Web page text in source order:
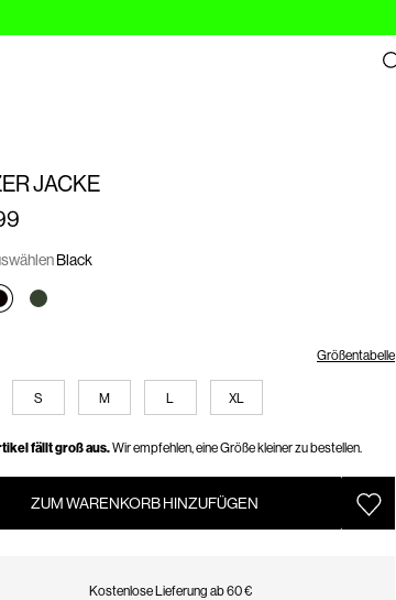
JACKE
Black
Größentabelle
S M L XL
fällt groß aus.Wir empfehlen, eine Größe kleiner zu bestellen.
ZUM WARENKORB HINZUFÜGEN
Kostenlose Lieferung ab 60 €